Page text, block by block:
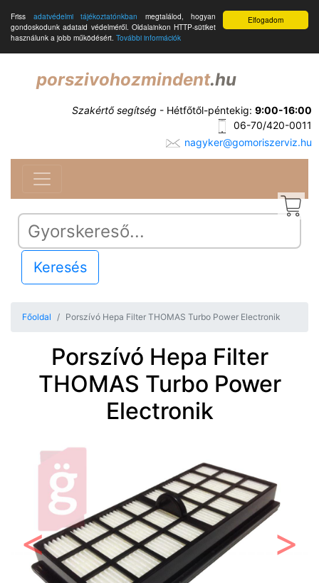
Elfogadom
Friss adatvédelmi tájékoztatónkban megtalálod, hogyan
gondoskodunk adataid védelméről. Oldalainkon HTTP-sütiket
használunk a jobb működésért. További információk
porszivohozmindent.hu
Szakértő segítség - Hétfőtől-péntekig: 9:00-16:00
06-70/420-0011
nagyker@gomoriszerviz.hu
Keresés
Főoldal Porszívó Hepa Filter THOMAS Turbo Power Electronik
Porszívó Hepa Filter
THOMAS Turbo Power
Electronik
Előző